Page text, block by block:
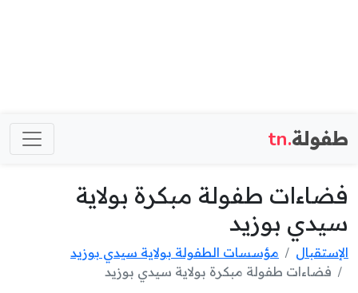
طفولة.tn
فضاءات طفولة مبكرة بولاية
سيدي بوزيد
الإستقبال
مؤسسات الطفولة بولاية سيدي بوزيد
فضاءات طفولة مبكرة بولاية سيدي بوزيد